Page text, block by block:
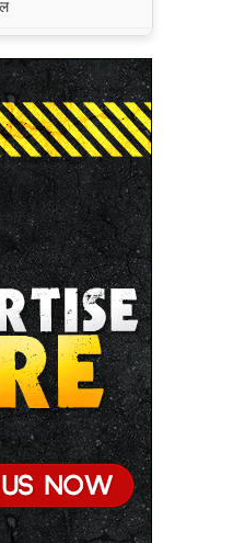
योजनाओं को अधिक
समिति गठित
शुभारंभ